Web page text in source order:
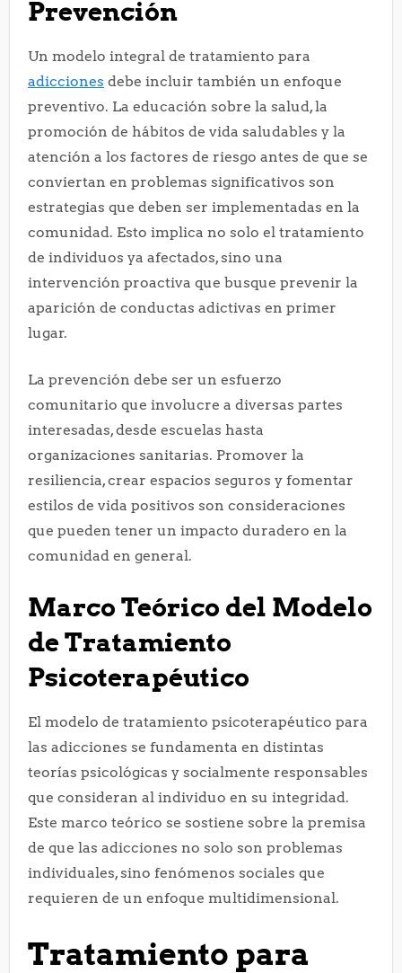
Prevención
Un modelo integral de tratamiento para
adicciones debe incluir también un enfoque
preventivo. La educación sobre la salud, la
promoción de hábitos de vida saludables y la
atención a los factores de riesgo antes de que se
conviertan en problemas significativos son
estrategias que deben ser implementadas en la
comunidad. Esto implica no solo el tratamiento
de individuos ya afectados, sino una
intervención proactiva que busque prevenir la
aparición de conductas adictivas en primer
lugar.
La prevención debe ser un esfuerzo
comunitario que involucre a diversas partes
interesadas, desde escuelas hasta
organizaciones sanitarias. Promover la
resiliencia, crear espacios seguros y fomentar
estilos de vida positivos son consideraciones
que pueden tener un impacto duradero en la
comunidad en general.
Marco Teórico del Modelo
de Tratamiento
Psicoterapéutico
El modelo de tratamiento psicoterapéutico para
las adicciones se fundamenta en distintas
teorías psicológicas y socialmente responsables
que consideran al individuo en su integridad.
Este marco teórico se sostiene sobre la premisa
de que las adicciones no solo son problemas
individuales, sino fenómenos sociales que
requieren de un enfoque multidimensional.
Tratamiento para